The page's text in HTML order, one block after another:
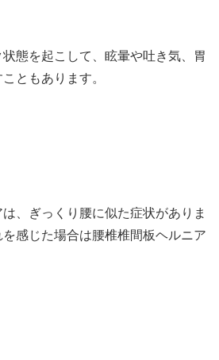
態を起こして、眩暈や吐き気、胃
ともあります。
、ぎっくり腰に似た症状がありま
感じた場合は腰椎椎間板ヘルニア